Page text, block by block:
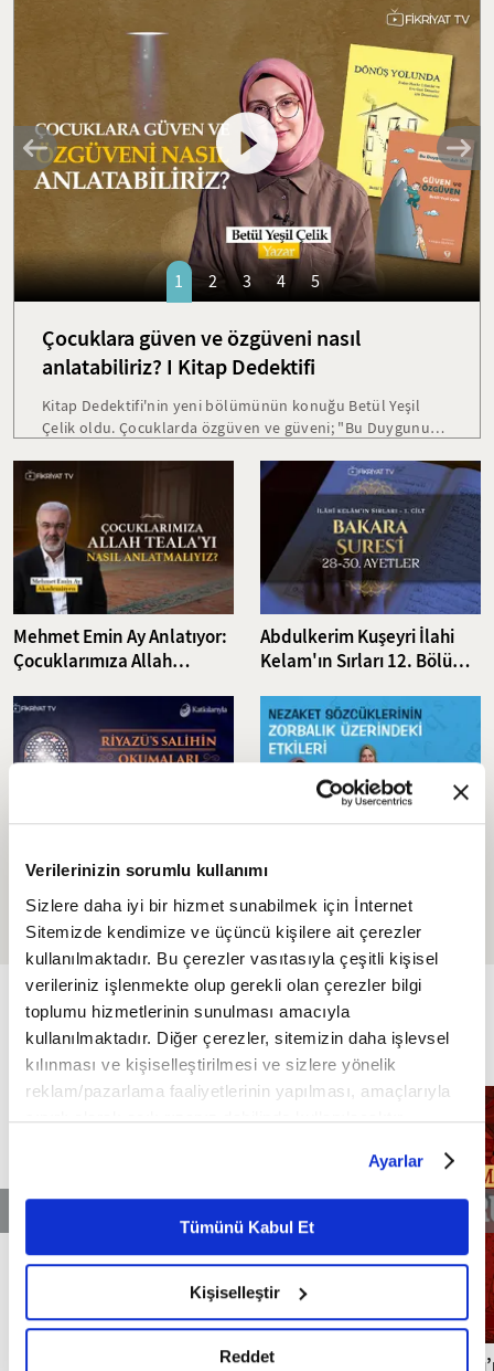
Verilerinizin sorumlu kullanımı
Sizlere daha iyi bir hizmet sunabilmek için İnternet
Sitemizde kendimize ve üçüncü kişilere ait çerezler
kullanılmaktadır. Bu çerezler vasıtasıyla çeşitli kişisel
verileriniz işlenmekte olup gerekli olan çerezler bilgi
toplumu hizmetlerinin sunulması amacıyla
kullanılmaktadır. Diğer çerezler, sitemizin daha işlevsel
kılınması ve kişiselleştirilmesi ve sizlere yönelik
reklam/pazarlama faaliyetlerinin yapılması, amaçlarıyla
sınırlı olarak açık rızanız dahilinde kullanılacaktır.
belirleyebilirsiniz. Çerezlere ilişkin detaylı bilgi için
Ayarlar butonuna tıklayabilir,Çerez Bilgilendirme
Metnimizi ziyaret edebilirsiniz.
6698 sayılı Kişisel Verilerin Korunması Kanunu uyarınca
okumak ve sitemizi ziyaretiniz kapsamında
gerçekleştirilen veri işleme faaliyetleri ile ilgili daha
detaylı bilgi almak için lütfentıklayınız.
Ayarlar
Tümünü Kabul Et
Kişiselleştir
Reddet
Çocuklara güven ve özgüveni nasıl
anlatabiliriz? I Kitap Dedektifi
Kitap Dedektifi'nin yeni bölümünün konuğu Betül Yeşil
Çelik oldu. Çocuklarda özgüven ve güveni; "Bu Duygunun
Denemelerinden oluşan "Dönüş Yolunda" eseri ile de
1 2 3 4 5
Mehmet Emin Ay Anlatıyor:
Çocuklarımıza Allah
Abdulkerim Kuşeyri İlahi
Kelam'ın Sırları 12. Bölüm I
Ayetler Tefsiri
Riyazü’s-Salihin 24. Bölüm:
Efendimizin (SAV)
Mücâhedesi
Sözcüklerin Gücü: Nezaket
ve Zorbalıkla Mücadele
FİKRİYAT ÖZEL
ÖZEL